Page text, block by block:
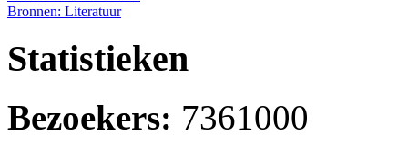
Bronnen: Literatuur
Statistieken
Bezoekers: 7361000